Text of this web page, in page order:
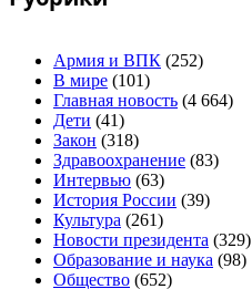
Армия и ВПК (252)
В мире (101)
Главная новость (4 664)
Дети (41)
Закон (318)
Здравоохранение (83)
Интервью (63)
История России (39)
Культура (261)
Новости президента (329)
Образование и наука (98)
Общество (652)